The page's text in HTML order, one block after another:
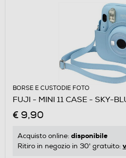
BORSE E CUSTODIE FOTO
FUJI - MINI 11 CASE - SKY-
€ 9,90
Acquisto online: disponibile
Ritiro in negozio in 30' gratuito: